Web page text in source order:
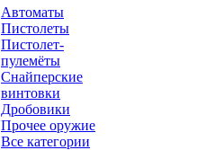
Автоматы
Пистолеты
Пистолет-
пулемёты
Снайперские
винтовки
Дробовики
Прочее оружие
Все категории